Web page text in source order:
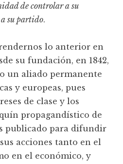
de controlar a su
su partido.
lo anterior en
su fundación, en 1842,
un aliado permanente
y europeas, pues
de clase y los
propagandístico de
publicado para difundir
acciones tanto en el
en el económico, y